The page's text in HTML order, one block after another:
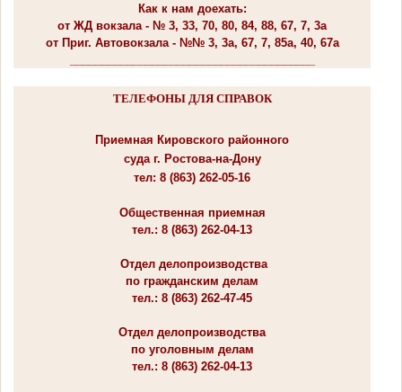
Как к нам доехать:
от ЖД вокзала - № 3, 33, 70, 80, 84, 88, 67, 7, 3а
от Приг. Автовокзала - №№ 3, 3а, 67, 7, 85а, 40, 67а
ТЕЛЕФОНЫ ДЛЯ СПРАВОК
Приемная Кировского районного
суда г. Ростова-на-Дону
тел: 8 (863) 262-05-16
Общественная приемная
тел.: 8 (863) 262-04-13
Отдел делопроизводства
по гражданским делам
тел.: 8 (863) 262-47-45
Отдел делопроизводства
по уголовным делам
тел.: 8 (863) 262-04-13